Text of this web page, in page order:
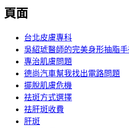
覽
頁面
台北皮膚專科
吳紹琥醫師的完美身形抽脂
專治肌膚問題
德尚汽車幫我找出電路問題
擺脫肌膚危機
祛斑方式選擇
祛肝斑收費
肝斑